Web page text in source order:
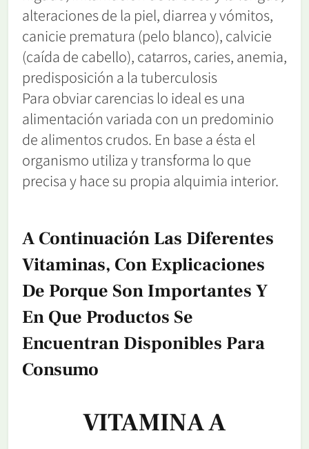
alteraciones de la piel, diarrea y vómitos,
canicie prematura (pelo blanco), calvicie
(caída de cabello), catarros, caries, anemia,
predisposición a la tuberculosis
Para obviar carencias lo ideal es una
alimentación variada con un predominio
de alimentos crudos. En base a ésta el
organismo utiliza y transforma lo que
precisa y hace su propia alquimia interior.
A Continuación Las Diferentes
Vitaminas, Con Explicaciones
De Porque Son Importantes Y
En Que Productos Se
Encuentran Disponibles Para
Consumo
VITAMINA A